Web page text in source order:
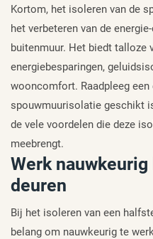
Kortom, het isoleren van de
het verbeteren van de
buitenmuur. Het biedt talloze
energiebesparingen,
wooncomfort. Raadpleeg
spouwmuurisolatie geschikt
de vele voordelen die deze
meebrengt.
Werk
deuren
Bij het isoleren van een
belang om nauwkeurig te